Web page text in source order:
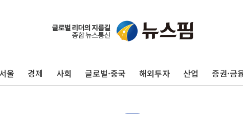
울 경제 사회 글로벌·중국 해외투자 산업 증권·금
'찜통더위'에 전력수요 역대